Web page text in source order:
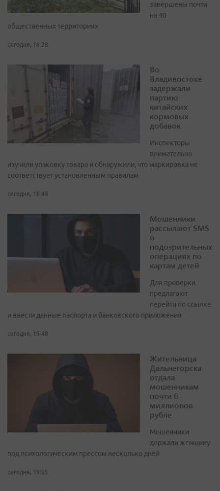
завершены почти
на 40
общественных территориях
сегодня, 18:28
Во
Владивостоке
задержали
партию
китайских
кормовых
добавок
Инспекторы
внимательно
изучили упаковку товара и обнаружили, что маркировка не
соответствует установленным правилам
сегодня, 18:48
Мошенники
рассылают SMS
о
подозрительных
операциях по
картам детей
Для проверки
предлагают
перейти по ссылке
и ввести данные паспорта и банковского приложения
сегодня, 19:48
Жительница
Дальнегорска
отдала
мошенникам
почти 6
миллионов
рубле
Мошенники
держали женщину
под психологическим прессом несколько дней
сегодня, 19:05